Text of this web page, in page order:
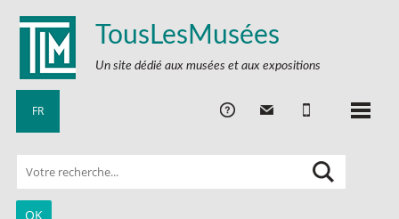
TousLesMusées
Un site dédié aux musées et aux expositions
FR